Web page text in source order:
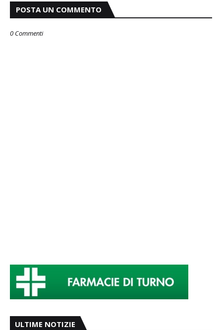
POSTA UN COMMENTO
0 Commenti
ULTIME NOTIZIE